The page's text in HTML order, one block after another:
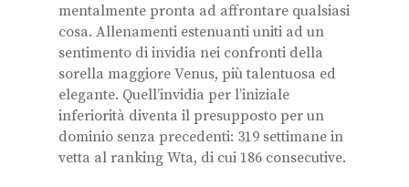
mentalmente pronta ad affrontare qualsiasi
cosa. Allenamenti estenuanti uniti ad un
sentimento di invidia nei confronti della
sorella maggiore Venus, più talentuosa ed
elegante. Quell’invidia per l’iniziale
inferiorità diventa il presupposto per un
dominio senza precedenti: 319 settimane in
vetta al ranking Wta, di cui 186 consecutive.